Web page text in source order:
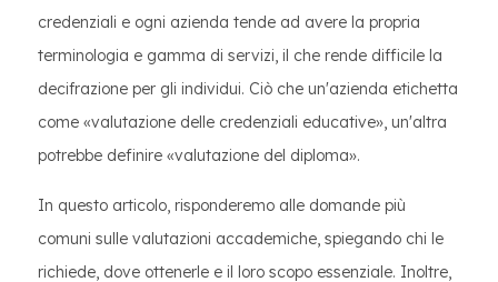
credenziali e ogni azienda tende ad avere la propria
terminologia e gamma di servizi, il che rende difficile la
decifrazione per gli individui. Ciò che un'azienda etichetta
come «valutazione delle credenziali educative», un'altra
potrebbe definire «valutazione del diploma».
In questo articolo, risponderemo alle domande più
comuni sulle valutazioni accademiche, spiegando chi le
richiede, dove ottenerle e il loro scopo essenziale. Inoltre,